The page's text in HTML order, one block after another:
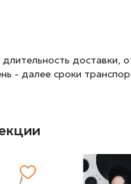
доставки,
- далее сроки